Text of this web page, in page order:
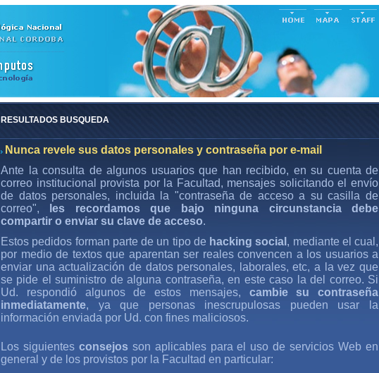
RESULTADOS BUSQUEDA
Nunca revele sus datos personales y contraseña por e-mail
Ante la consulta de algunos usuarios que han recibido, en su cuenta de
correo institucional provista por la Facultad, mensajes solicitando el envío
de datos personales, incluida la "contraseña de acceso a su casilla de
correo",
les recordamos que
bajo ninguna circunstancia debe
compartir o enviar su clave de acceso.
Estos pedidos forman parte de un tipo de hacking social , mediante el cual,
por medio de textos que aparentan ser reales convencen a los usuarios a
enviar una actualización de datos personales, laborales, etc, a la vez que
se pide el suministro de alguna contraseña, en este caso la del correo. Si
Ud. respondió algunos de estos mensajes, cambie su contraseña
inmediatamente, ya que personas inescrupulosas pueden usar la
información enviada por Ud. con fines maliciosos.
Los siguientes consejos son aplicables para el uso de servicios Web en
general y de los provistos por la Facultad en particular: